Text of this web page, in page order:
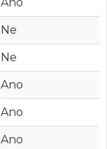
Ne
Ne
Ano
Ano
Ano